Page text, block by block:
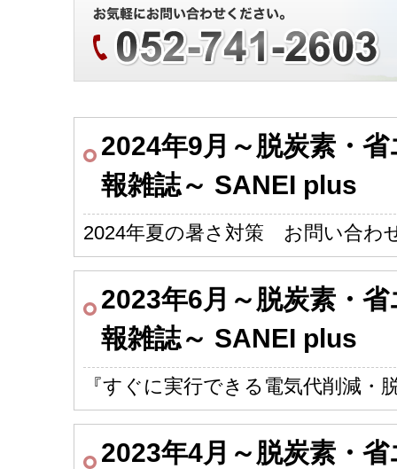
2024年9月～脱炭素・
報雑誌～ SANEI plus
2024年夏の暑さ対策 お問い合わ
2023年6月～脱炭素・
報雑誌～ SANEI plus
『すぐに実行できる電気代削減・
2023年4月～脱炭素・